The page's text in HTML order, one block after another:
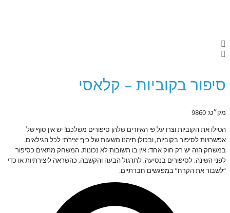
סיפור בקוביות – קלאסי
מק״ט: 9860
הטילו את הקוביות וצרו על פי האיורים שלהן סיפורים משלכם! יש אין סוף של
אפשרויות לסיפור בקוביות, ובכולן תיהנו משעות של כיף יצירתי לכל הגילאים.
במשחק הזה יש רק חוק אחד: אין בו תשובות לא נכונות. המשחק מתאים כסיפור
לפני השינה, לסיפורים בנסיעה, לתרגול הבעה והקשבה, כהשראה ליצירתיות או כדי
“לשבור את הקרח” במפגשים חברתיים.